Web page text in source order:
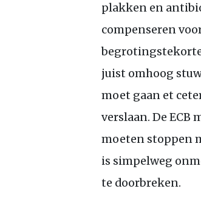
plakken en
compenseren
juist omhoog
moet gaan et
verslaan. De ECB
moeten stoppen
is simpelweg
te doorbreken.